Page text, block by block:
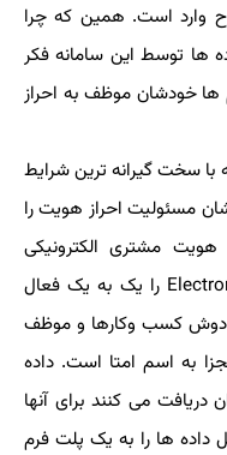
وارد است. همین که چرا
ها توسط این سامانه فکر
خودشان موظف به احراز
با سخت گیرانه ترین شرایط
مسئولیت احراز هویت را
مشتری الکترونیکی
(eKYC) یا Electronic Know Your Customer را یک به یک فعال
دوش کسب وکارها و موظف
به اسم امتا است. داده
دریافت می کنند برای آنها
داده ها را به یک پلت فرم